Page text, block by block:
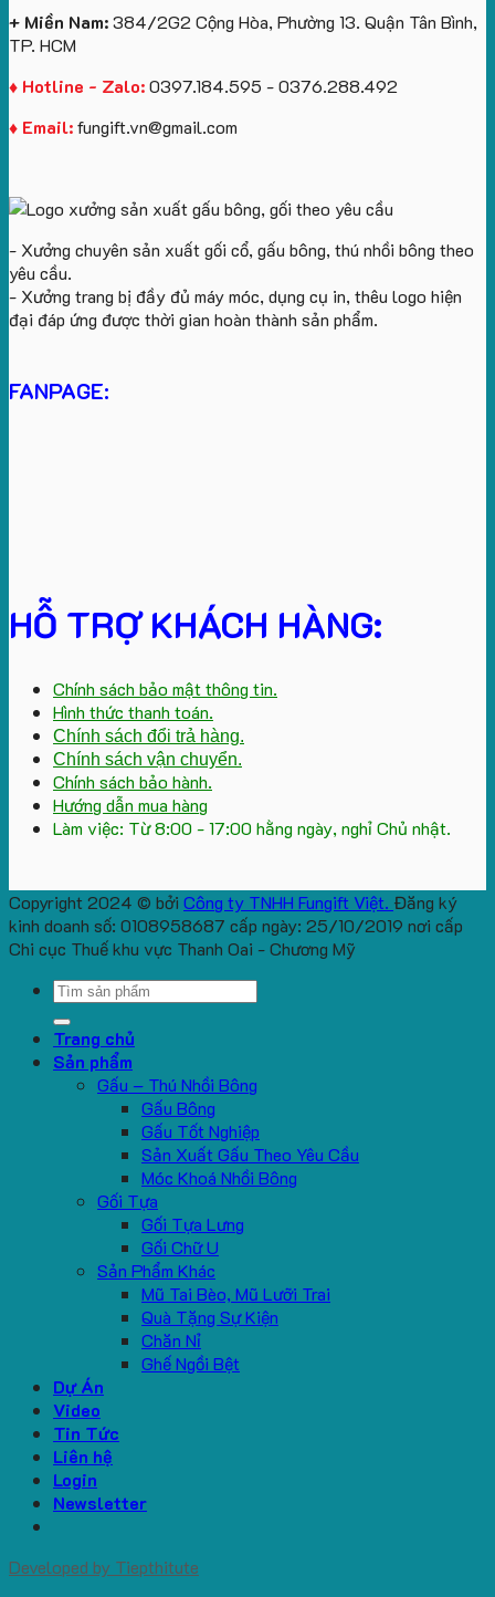
cầu
+ Miền Nam:384/2G2 Cộng Hòa, Phường 13. Quận Tân Bình,
TP. HCM
♦ Hotline - Zalo:0397.184.595 - 0376.288.492
♦ Email:fungift.vn@gmail.com
- Xưởng chuyên sản xuất gối cổ, gấu bông, thú nhồi bông theo
yêu cầu.
- Xưởng trang bị đầy đủ máy móc, dụng cụ in, thêu logo hiện
đại đáp ứng được thời gian hoàn thành sản phẩm.
FANPAGE:
HỖ TRỢ KHÁCH HÀNG:
Chính sách bảo mật thông tin.
Hình thức thanh toán.
Chính sách đổi trả hàng.
Chính sách vận chuyển.
Chính sách bảo hành.
Hướng dẫn mua hàng
Làm việc: Từ 8:00 - 17:00 hằng ngày, nghỉ Chủ nhật.
Copyright 2024 © bởi Công ty TNHH Fungift Việt. Đăng ký
kinh doanh số: 0108958687 cấp ngày: 25/10/2019 nơi cấp
Chi cục Thuế khu vực Thanh Oai - Chương Mỹ
Search
Trang chủ
Sản phẩm
Gấu – Thú Nhồi Bông
Gấu Bông
Gấu Tốt Nghiệp
Sản Xuất Gấu Theo Yêu Cầu
Móc Khoá Nhồi Bông
Gối Tựa
Gối Tựa Lưng
Gối Chữ U
Sản Phẩm Khác
Mũ Tai Bèo, Mũ Lưỡi Trai
Quà Tặng Sự Kiện
Chăn Nỉ
Ghế Ngồi Bệt
Dự Án
Video
Tin Tức
Liên hệ
Login
Newsletter
Developed by Tiepthitute